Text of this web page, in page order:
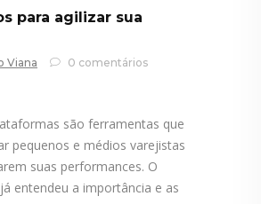
para agilizar sua
Viana 0 comentários
são ferramentas que
pequenos e médios varejistas
suas performances. O
entendeu a importância e as